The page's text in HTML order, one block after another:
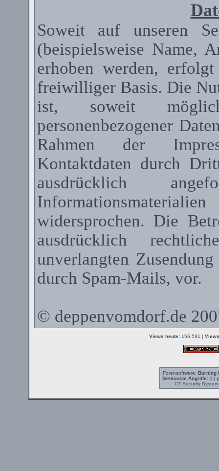
Soweit auf unseren
(beispielsweise Name,
erhoben werden,
freiwilliger Basis. Die
ist, soweit
personenbezogener
Rahmen der
Kontaktdaten durch
ausdrücklich
widersprochen. Die
ausdrücklich
unverlangten
durch Spam-Mails, vor.
© deppenvomdorf.de
Views heute:156.591 |
Forensoftware: Burning
Geblockte Angriffe:1 |
CT Security